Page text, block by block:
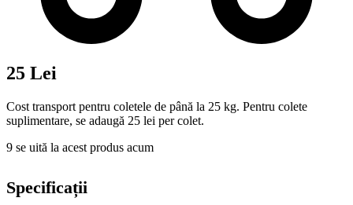
25 Lei
Cost transport pentru coletele de până la 25 kg. Pentru colete
suplimentare, se adaugă 25 lei per colet.
9 se uită la acest produs acum
Specificații